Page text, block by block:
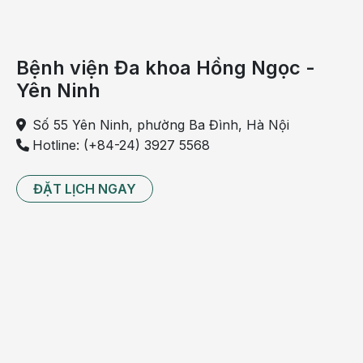
từ 3 -đến 30 ngày, trong nước sông từ 17 - 19 ngày, trong
nước hồ ao từ 3 - 30 ngày, trong nước biển từ 4 - 47
ngày, trong bánh mì, nem chua, nem chạo, rau sống, mắm
tôm, mắm tép từ vài ngày đến hàng tuần, trong ruồi từ 2
đến 3 tuần. Như thế, nếu không tiêu diệt triệt để nguồn
Nguồn lây bệnh tiêu chảy cấp nguy hiểm có thể là bệnh
Bệnh viện Đa khoa Hồng Ngọc -
Yên Ninh
Số 55 Yên Ninh, phường Ba Đình, Hà Nội
Hotline: (+84-24) 3927 5568
ĐẶT LỊCH NGAY